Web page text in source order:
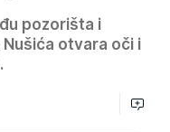
pozorišta i
otvara oči i